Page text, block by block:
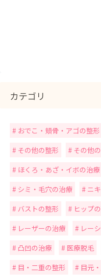
カテゴリ
おでこ・頬骨・アゴの整形
その他の整形
その他
ほくろ・あざ・イボの治療
シミ・毛穴の治療
ニ
バストの整形
ヒップ
レーザーの治療
レー
凸凹の治療
医療脱毛
目・二重の整形
目元